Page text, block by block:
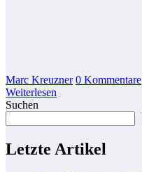
Marc Kreuzner 0 Kommentare
Weiterlesen
Suchen
Letzte Artikel